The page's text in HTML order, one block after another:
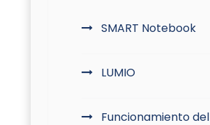
SMART Notebook
LUMIO
Funcionamiento del